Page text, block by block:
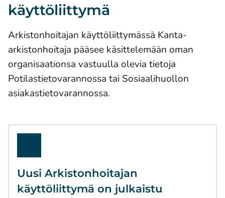
käyttöliittymä
Arkistonhoitajan käyttöliittymässä Kanta-
arkistonhoitaja pääsee käsittelemään oman
organisaationsa vastuulla olevia tietoja
Potilastietovarannossa tai Sosiaalihuollon
asiakastietovarannossa.
Uusi Arkistonhoitajan
käyttöliittymä on julkaistu